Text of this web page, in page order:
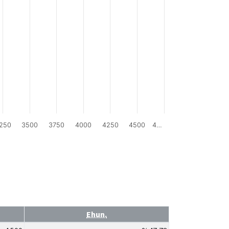
3500 3750 4000 4250 4500 4…
Ehun.